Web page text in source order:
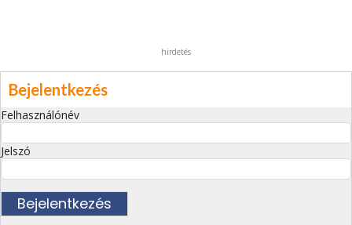
hirdetés
Bejelentkezés
Felhasználónév
Jelszó